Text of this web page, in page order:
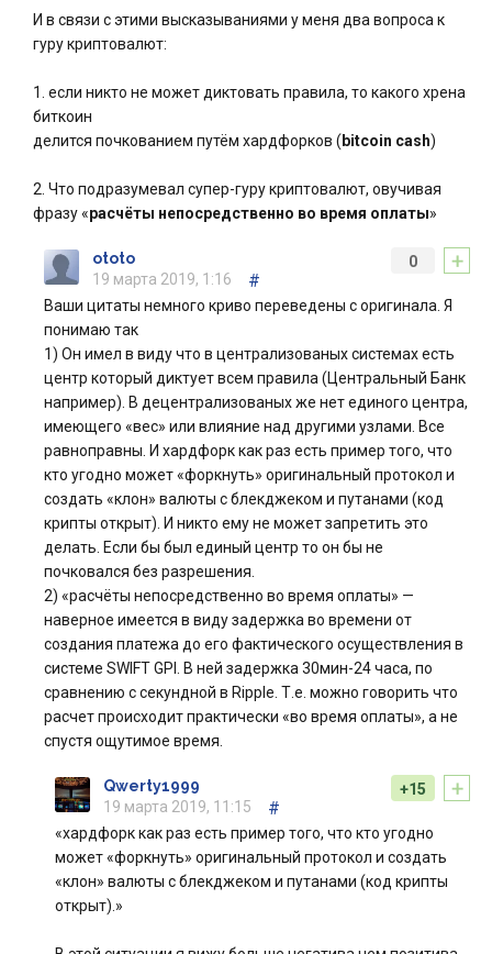
И в связи с этими высказываниями у меня два вопроса к
гуру криптовалют:
1. если никто не может диктовать правила, то какого хрена
биткоин
делится почкованием путём хардфорков (bitcoin cash)
2. Что подразумевал супер-гуру криптовалют, овучивая
фразу «расчёты непосредственно во время оплаты»
+
0
ototo
19 марта 2019, 1:16
#
Ваши цитаты немного криво переведены с оригинала. Я
понимаю так
1) Он имел в виду что в централизованых системах есть
центр который диктует всем правила (Центральный Банк
например). В децентрализованых же нет единого центра,
имеющего «вес» или влияние над другими узлами. Все
равноправны. И хардфорк как раз есть пример того, что
кто угодно может «форкнуть» оригинальный протокол и
создать «клон» валюты с блекджеком и путанами (код
крипты открыт). И никто ему не может запретить это
делать. Если бы был единый центр то он бы не
почковался без разрешения.
2) «расчёты непосредственно во время оплаты» —
наверное имеется в виду задержка во времени от
создания платежа до его фактического осуществления в
системе SWIFT GPI. В ней задержка 30мин-24 часа, по
сравнению с секундной в Ripple. Т.е. можно говорить что
расчет происходит практически «во время оплаты», а не
спустя ощутимое время.
+
+15
Qwerty1999
19 марта 2019, 11:15
#
«хардфорк как раз есть пример того, что кто угодно
может «форкнуть» оригинальный протокол и создать
«клон» валюты с блекджеком и путанами (код крипты
открыт).»